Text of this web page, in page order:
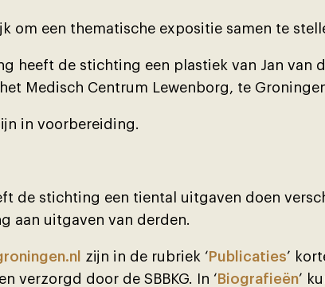
om een thematische expositie samen te
heeft de stichting een plastiek van Jan van
Medisch Centrum Lewenborg, te
in voorbereiding.
de stichting een tiental uitgaven doen
aan uitgaven van derden.
zĳn in de rubriek ‘ Publicaties’
verzorgd door de SBBKG. In ‘ Biografieën’